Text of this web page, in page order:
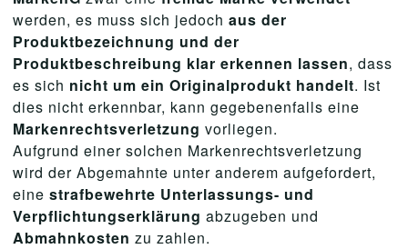
werden, es muss sich jedoch aus der
Produktbezeichnung und der
Produktbeschreibung klar erkennen lassen, dass
es sich nicht um ein Originalprodukt handelt. Ist
dies nicht erkennbar, kann gegebenenfalls eine
Markenrechtsverletzung vorliegen.
Aufgrund einer solchen Markenrechtsverletzung
wird der Abgemahnte unter anderem aufgefordert,
eine strafbewehrte Unterlassungs- und
Verpflichtungserklärung abzugeben und
Abmahnkosten zu zahlen.